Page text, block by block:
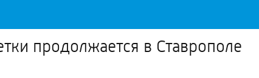
продолжается в Ставрополе